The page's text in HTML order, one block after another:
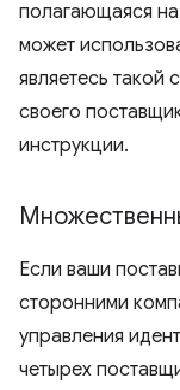
полагающаяся
может
являетесь такой
своего
инструкции.
Если ваши
сторонними
управления
четырех